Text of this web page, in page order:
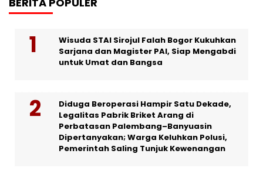
Wisuda STAI Sirojul Falah Bogor Kukuhkan
Sarjana dan Magister PAI, Siap Mengabdi
untuk Umat dan Bangsa
Diduga Beroperasi Hampir Satu Dekade,
Legalitas Pabrik Briket Arang di
Perbatasan Palembang–Banyuasin
Dipertanyakan; Warga Keluhkan Polusi,
Pemerintah Saling Tunjuk Kewenangan